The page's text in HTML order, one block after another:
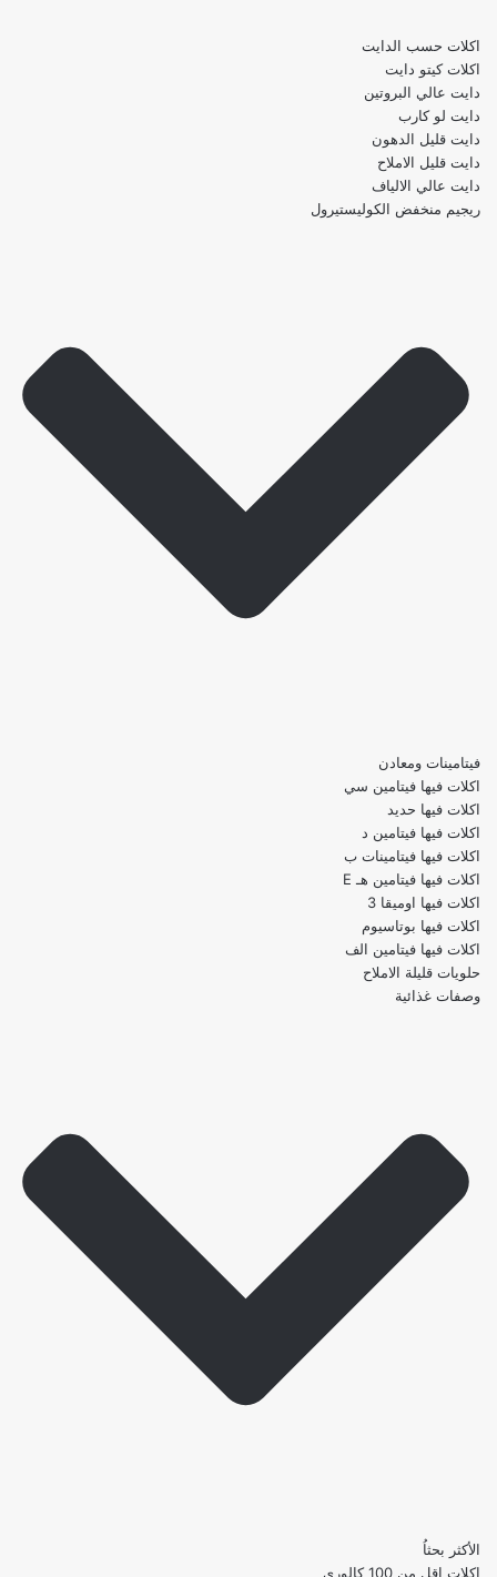
اكلات حسب الدايت
اكلات كيتو دايت
دايت عالي البروتين
دايت لو كارب
دايت قليل الدهون
دايت قليل الاملاح
دايت عالي الالياف
ريجيم منخفض الكوليستيرول
فيتامينات ومعادن
اكلات فيها فيتامين سي
اكلات فيها حديد
اكلات فيها فيتامين د
اكلات فيها فيتامينات ب
اكلات فيها فيتامين هـ E
اكلات فيها اوميقا 3
اكلات فيها بوتاسيوم
اكلات فيها فيتامين الف
حلويات قليلة الاملاح
وصفات غذائية
الأكثر بحثاُ
اكلات اقل من 100 كالوري